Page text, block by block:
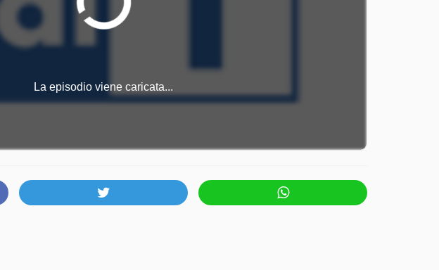
La episodio viene caricata...